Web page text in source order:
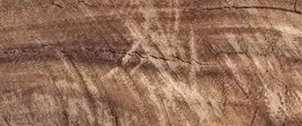
şık ve dayanıklı malzemeleriyle günlük kullanımda konfor
25 Erkek Günlük ve Spor Kullanımına Uygun
yastıklama ve dayanıklı taban özellikleriyle günlük ve spor
Büyük Beden Erkek Spor Ayakkabı Dayanıklılık
beden erkek sneaker, şık tasarımı ve dayanıklı